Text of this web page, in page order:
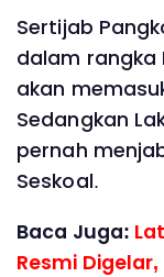
Sertijab
dalam rangka
akan
Sedangkan
pernah
Seskoal.
Baca Juga:
Resmi Digelar,